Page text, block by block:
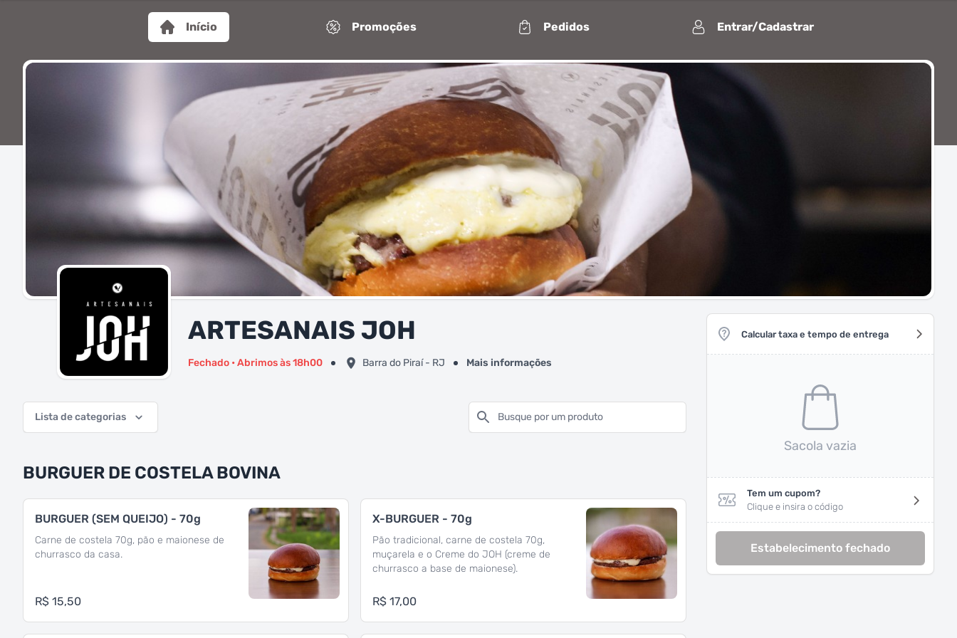
Início Promoções Pedidos Entrar/Cadastrar
ARTESANAIS JOH
Fechado • Abrimos às 18h00 Barra do Piraí - RJ Mais informações
Lista de categorias Busque por um produto
BURGUER DE COSTELA BOVINA
BURGUER (SEM QUEIJO) - 70g
Carne de costela 70g, pão e maionese de
churrasco da casa.
R$ 15,50
X-BURGUER - 70g
Pão tradicional, carne de costela 70g,
muçarela e o Creme do JOH (creme de
churrasco a base de maionese).
R$ 17,00
Calcular taxa e tempo de entrega
Sacola vazia
Tem um cupom?
Clique e insira o código
Estabelecimento fechado